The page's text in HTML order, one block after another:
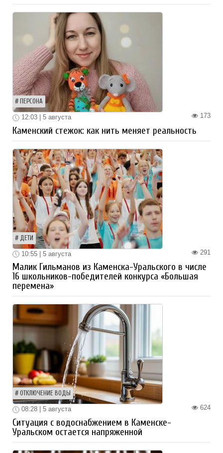
ПЕРСОНА
173
12:03 | 5 августа
Каменский стежок: как нить меняет реальность
ДЕТИ
291
10:55 | 5 августа
Малик Гильманов из Каменска-Уральского в числе
16 школьников-победителей конкурса «Большая
перемена»
ОТКЛЮЧЕНИЕ ВОДЫ
624
08:28 | 5 августа
Ситуация с водоснабжением в Каменске-
Уральском остается напряженной